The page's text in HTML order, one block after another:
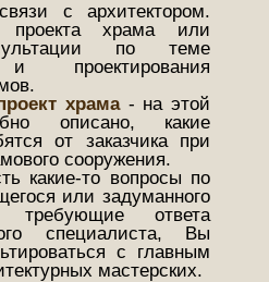
с архитектором.
проекта храма или
по теме
и проектирования
храма- на этой
описано, какие
от заказчика при
сооружения.
какие-то вопросы по
или задуманного
требующие ответа
специалиста, Вы
с главным
мастерских.